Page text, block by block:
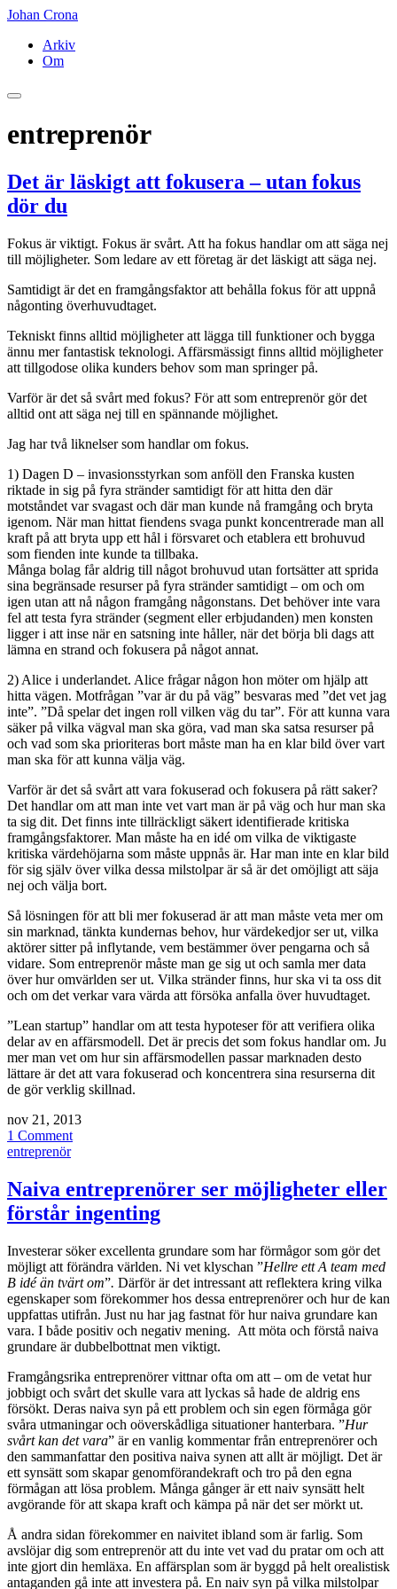
Johan Crona
Arkiv
Om
entreprenör
Det är läskigt att fokusera – utan fokus
dör du
Fokus är viktigt. Fokus är svårt. Att ha fokus handlar om att säga nej
till möjligheter. Som ledare av ett företag är det läskigt att säga nej.
Samtidigt är det en framgångsfaktor att behålla fokus för att uppnå
någonting överhuvudtaget.
Tekniskt finns alltid möjligheter att lägga till funktioner och bygga
ännu mer fantastisk teknologi. Affärsmässigt finns alltid möjligheter
att tillgodose olika kunders behov som man springer på.
Varför är det så svårt med fokus? För att som entreprenör gör det
alltid ont att säga nej till en spännande möjlighet.
Jag har två liknelser som handlar om fokus.
1) Dagen D – invasionsstyrkan som anföll den Franska kusten
riktade in sig på fyra stränder samtidigt för att hitta den där
motståndet var svagast och där man kunde nå framgång och bryta
igenom. När man hittat fiendens svaga punkt koncentrerade man all
kraft på att bryta upp ett hål i försvaret och etablera ett brohuvud
som fienden inte kunde ta tillbaka.
Många bolag får aldrig till något brohuvud utan fortsätter att sprida
sina begränsade resurser på fyra stränder samtidigt – om och om
igen utan att nå någon framgång någonstans. Det behöver inte vara
fel att testa fyra stränder (segment eller erbjudanden) men konsten
ligger i att inse när en satsning inte håller, när det börja bli dags att
lämna en strand och fokusera på något annat.
2) Alice i underlandet. Alice frågar någon hon möter om hjälp att
hitta vägen. Motfrågan ”var är du på väg” besvaras med ”det vet jag
inte”. ”Då spelar det ingen roll vilken väg du tar”. För att kunna vara
säker på vilka vägval man ska göra, vad man ska satsa resurser på
och vad som ska prioriteras bort måste man ha en klar bild över vart
man ska för att kunna välja väg.
Varför är det så svårt att vara fokuserad och fokusera på rätt saker?
Det handlar om att man inte vet vart man är på väg och hur man ska
ta sig dit. Det finns inte tillräckligt säkert identifierade kritiska
framgångsfaktorer. Man måste ha en idé om vilka de viktigaste
kritiska värdehöjarna som måste uppnås är. Har man inte en klar bild
för sig själv över vilka dessa milstolpar är så är det omöjligt att säja
nej och välja bort.
Så lösningen för att bli mer fokuserad är att man måste veta mer om
sin marknad, tänkta kundernas behov, hur värdekedjor ser ut, vilka
aktörer sitter på inflytande, vem bestämmer över pengarna och så
vidare. Som entreprenör måste man ge sig ut och samla mer data
över hur omvärlden ser ut. Vilka stränder finns, hur ska vi ta oss dit
och om det verkar vara värda att försöka anfalla över huvudtaget.
”Lean startup” handlar om att testa hypoteser för att verifiera olika
delar av en affärsmodell. Det är precis det som fokus handlar om. Ju
mer man vet om hur sin affärsmodellen passar marknaden desto
lättare är det att vara fokuserad och koncentrera sina resurserna dit
de gör verklig skillnad.
nov 21, 2013
1 Comment
entreprenör
Naiva entreprenörer ser möjligheter eller
förstår ingenting
Investerar söker excellenta grundare som har förmågor som gör det
möjligt att förändra världen. Ni vet klyschan ”Hellre ett A team med
B idé än tvärt om”. Därför är det intressant att reflektera kring vilka
egenskaper som förekommer hos dessa entreprenörer och hur de kan
uppfattas utifrån. Just nu har jag fastnat för hur naiva grundare kan
vara. I både positiv och negativ mening. Att möta och förstå naiva
grundare är dubbelbottnat men viktigt.
Framgångsrika entreprenörer vittnar ofta om att – om de vetat hur
jobbigt och svårt det skulle vara att lyckas så hade de aldrig ens
försökt. Deras naiva syn på ett problem och sin egen förmåga gör
svåra utmaningar och oöverskådliga situationer hanterbara. ”Hur
svårt kan det vara” är en vanlig kommentar från entreprenörer och
den sammanfattar den positiva naiva synen att allt är möjligt. Det är
ett synsätt som skapar genomförandekraft och tro på den egna
förmågan att lösa problem. Många gånger är ett naiv synsätt helt
avgörande för att skapa kraft och kämpa på när det ser mörkt ut.
Å andra sidan förekommer en naivitet ibland som är farlig. Som
avslöjar dig som entreprenör att du inte vet vad du pratar om och att
inte gjort din hemläxa. En affärsplan som är byggd på helt orealistisk
antaganden gå inte att investera på. En naiv syn på vilka milstolpar